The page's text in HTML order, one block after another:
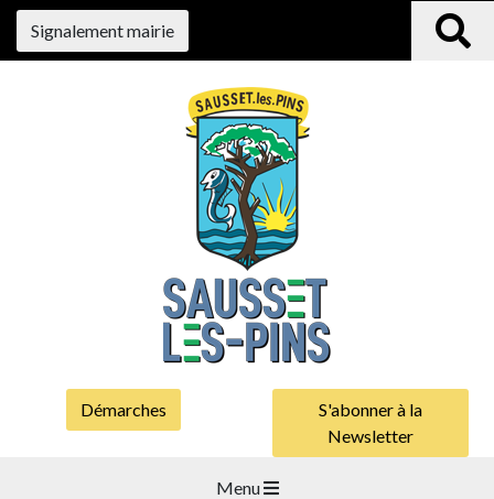
Signalement mairie
Démarches
S'abonner à la
Newsletter
Menu